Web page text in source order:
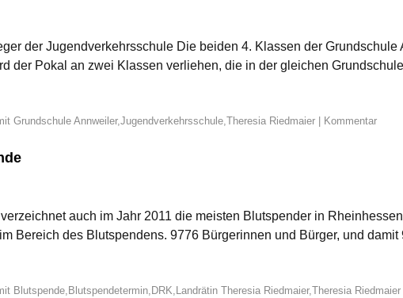
der Jugendverkehrsschule Die beiden 4. Klassen der
der Pokal an zwei Klassen verliehen, die in der gleichen
Grundschule Annweiler, Jugendverkehrsschule Theresia Riedmaier | Kommentar
auch im Jahr 2011 die meisten Blutspender in
Bereich des Blutspendens. 9776 Bürgerinnen und Bürger, und
Blutspende, Blutspendetermin, DRK, Landrätin Theresia Riedmaier,Theresia Riedmaier